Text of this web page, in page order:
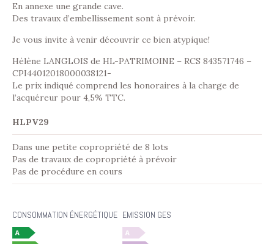
En annexe une grande cave.
Des travaux d’embellissement sont à prévoir.
Je vous invite à venir découvrir ce bien atypique!
Hélène LANGLOIS de HL-PATRIMOINE – RCS 843571746 –
CPI44012018000038121-
Le prix indiqué comprend les honoraires à la charge de
l’acquéreur pour 4,5% TTC.
HLPV29
Dans une petite copropriété de 8 lots
Pas de travaux de copropriété à prévoir
Pas de procédure en cours
CONSOMMATION ÉNERGÉTIQUE EMISSION GES